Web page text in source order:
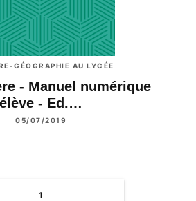
GÉOGRAPHIE AU LYCÉE
- Manuel numérique
élève - Ed.…
05/07/2019
1